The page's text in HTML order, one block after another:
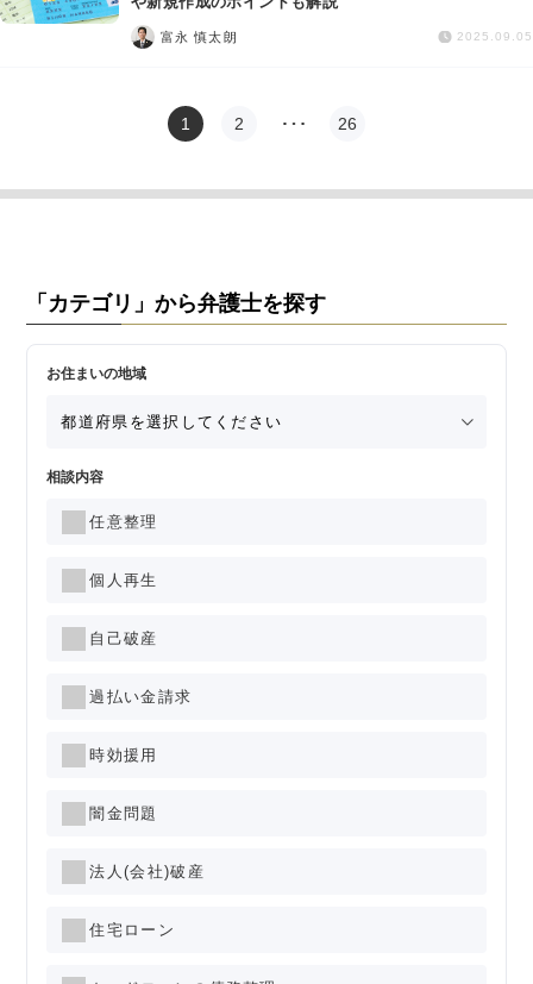
富永 慎太朗 2025.09.05
1 2 … 26
「カテゴリ」から弁護士を探す
お住まいの地域
相談内容
任意整理
個人再生
自己破産
過払い金請求
時効援用
闇金問題
法人(会社)破産
住宅ローン